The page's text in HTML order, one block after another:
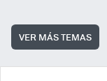
VER MÁS TEMAS